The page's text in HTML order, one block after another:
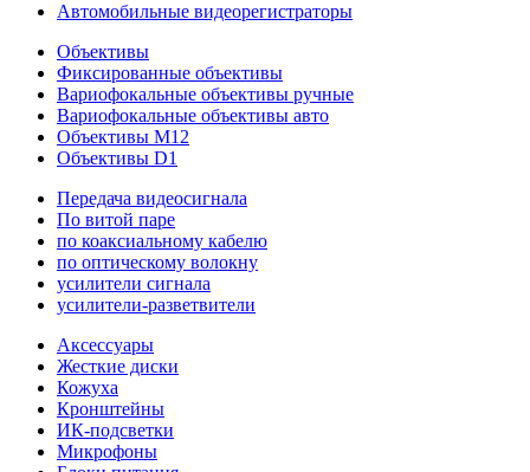
Автомобильные видеорегистраторы
Объективы
Фиксированные объективы
Вариофокальные объективы ручные
Вариофокальные объективы авто
Объективы M12
Объективы D1
Передача видеосигнала
По витой паре
по коаксиальному кабелю
по оптическому волокну
усилители сигнала
усилители-разветвители
Аксессуары
Жесткие диски
Кожуха
Кронштейны
ИК-подсветки
Микрофоны